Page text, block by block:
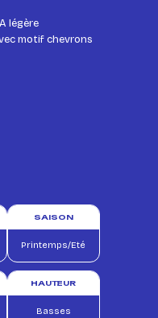
légère
motif chevrons
SAISON
Printemps/Eté
HAUTEUR
Basses